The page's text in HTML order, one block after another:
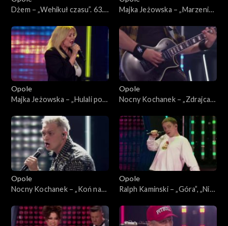
Dżem – „Wehikuł czasu”. 63.
„SuperJedynki”
Majka Jeżowska – „Marzenia
mamę”. 63. KFPP: Koncert
„SuperJedynki”
Opole
Majka Jeżowska – „Hulali po
„SuperJedynki”
Opole
Nocny Kochanek – „Zdrajca
„SuperJedynki”
Opole
Nocny Kochanek – „Koń na
Koncert „SuperJedynki”
Opole
Ralph Kaminski – „Góra”, „Nie
Rafała”. 63. KFPP: Koncert
„SuperJedynki”